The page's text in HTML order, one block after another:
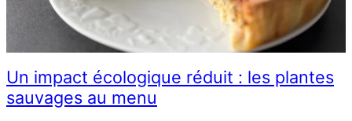
Un impact écologique réduit : les plantes
sauvages au menu